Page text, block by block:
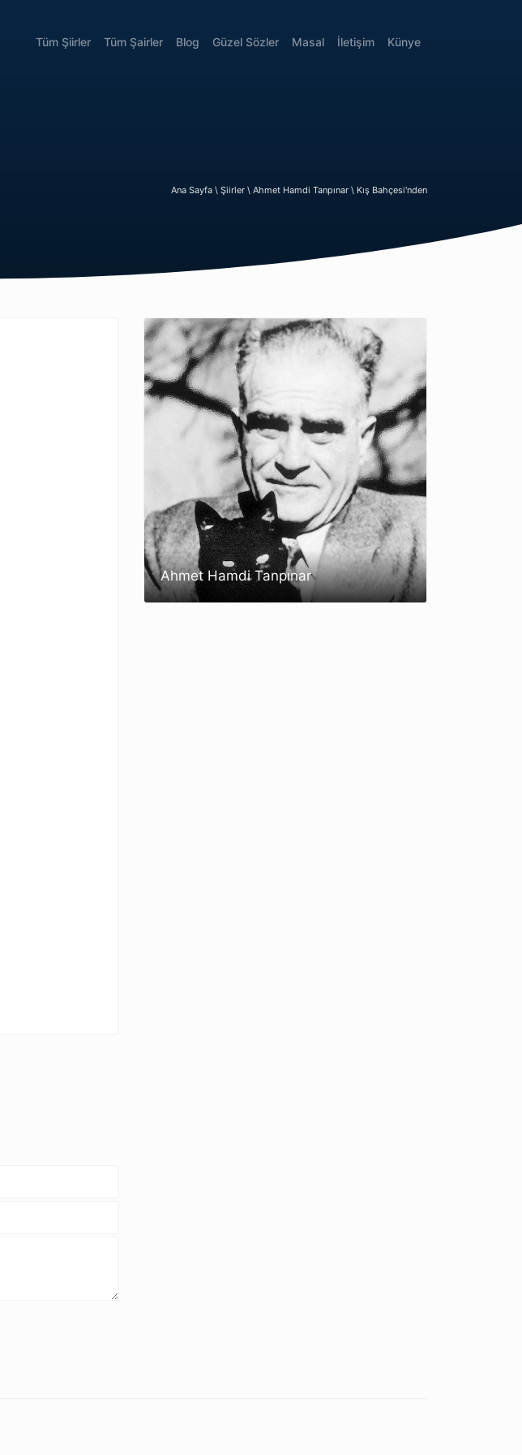
Tüm Şiirler Tüm Şairler Blog Güzel Sözler Masal İletişim Künye
Ana Sayfa \ Şiirler \ Ahmet Hamdi Tanpınar \ Kış Bahçesi'nden
Ahmet Hamdi Tanpınar